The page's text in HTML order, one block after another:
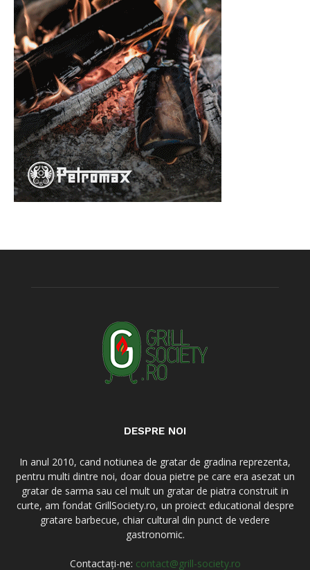
DESPRE NOI
In anul 2010, cand notiunea de gratar de gradina reprezenta,
pentru multi dintre noi, doar doua pietre pe care era asezat un
gratar de sarma sau cel mult un gratar de piatra construit in
curte, am fondat GrillSociety.ro, un proiect educational despre
gratare barbecue, chiar cultural din punct de vedere
gastronomic.
Contactați-ne: contact@grill-society.ro